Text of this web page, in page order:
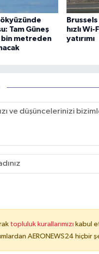
Tam Güneş
bin metreden
hızlı
yatırımı
topluluk kurallarımızı kabul
AERONEWS24 hiçbir